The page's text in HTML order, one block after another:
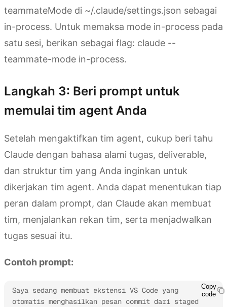
teammateMode di ~/.claude/settings.json sebagai
in-process. Untuk memaksa mode in-process pada
satu sesi, berikan sebagai flag: claude --
teammate-mode in-process.
Langkah 3: Beri prompt untuk
memulai tim agent Anda
Setelah mengaktifkan tim agent, cukup beri tahu
Claude dengan bahasa alami tugas, deliverable,
dan struktur tim yang Anda inginkan untuk
dikerjakan tim agent. Anda dapat menentukan tiap
peran dalam prompt, dan Claude akan membuat
tim, menjalankan rekan tim, serta menjadwalkan
tugas sesuai itu.
Contoh prompt:
Saya sedang membuat ekstensi VS Code yang
otomatis menghasilkan pesan commit dari staged
Copy
code